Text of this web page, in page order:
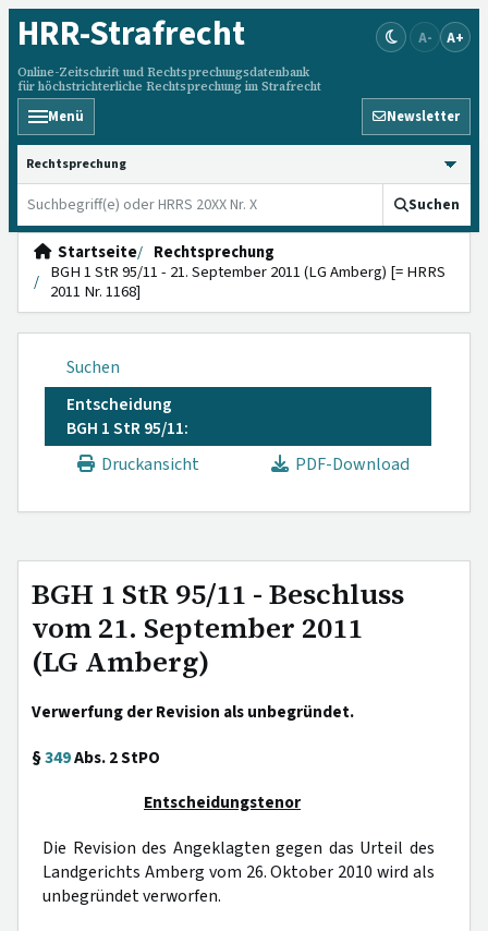
HRR-Strafrecht
Online-Zeitschrift und Rechtsprechungsdatenbank
für höchstrichterliche Rechtsprechung im Strafrecht
A- A+
Menü Newsletter
HRRS durchsuchen
Suchen
Startseite
Rechtsprechung
BGH 1 StR 95/11 - 21. September 2011 (LG Amberg) [= HRRS
2011 Nr. 1168]
Suchen
Entscheidung
BGH 1 StR 95/11:
Druckansicht
PDF-Download
BGH 1 StR 95/11 - Beschluss
vom 21. September 2011
(LG Amberg)
Verwerfung der Revision als unbegründet.
§349Abs. 2 StPO
Entscheidungstenor
Die Revision des Angeklagten gegen das Urteil des
Landgerichts Amberg vom 26. Oktober 2010 wird als
unbegründet verworfen.